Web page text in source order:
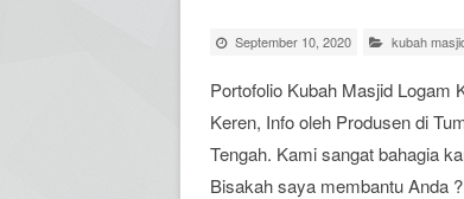
September 10, 2020 kubah
Portofolio Kubah Masjid Logam
Keren, Info oleh Produsen di
Tengah. Kami sangat bahagia
Bisakah saya membantu Anda